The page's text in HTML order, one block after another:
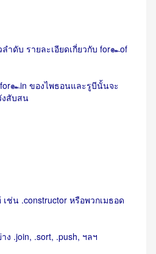
ำดับ รายละเอียดเกี่ยวกับ for๛of
๛in ของไพธอนและรูบีนั้นจะ
งสับสน
ช่น .constructor หรือพวกเมธอด
.join, .sort, .push, ฯลฯ